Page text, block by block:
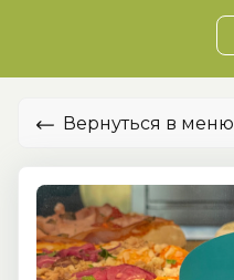
Вернуться в меню